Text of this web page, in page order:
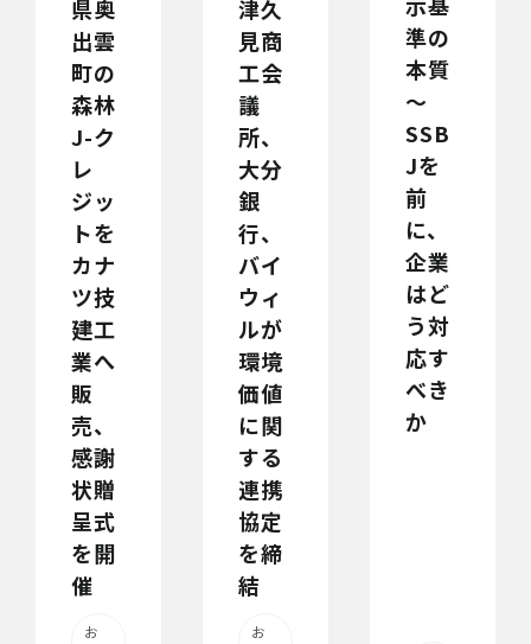
県奥
出雲
町の
森林
J-ク
レ
ジッ
トを
カナ
ツ技
建工
業へ
販
売、
感謝
状贈
呈式
を開
催
お
津久
見商
工会
議
所、
大分
銀
行、
バイ
ウィ
ルが
環境
価値
に関
する
連携
協定
を締
結
お
準の
本質
～
SSB
Jを
前
に、
企業
はど
う対
応す
べき
か